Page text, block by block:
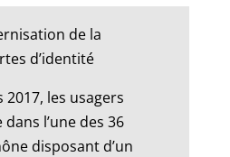
de la
d’identité
les usagers
l’une des 36
disposant d’un